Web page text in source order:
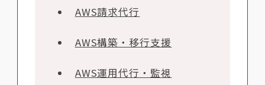
AWS請求代行
AWS構築・移行支援
AWS運用代行・監視